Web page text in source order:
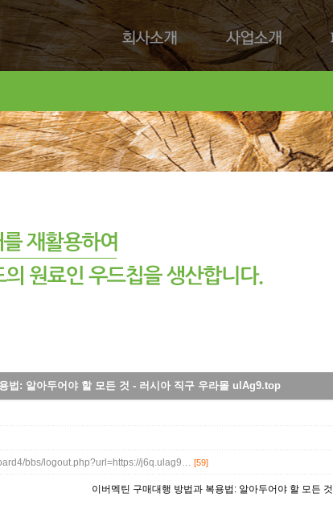
회사소개 사업소개
법: 알아두어야 할 모든 것 - 러시아 직구 우라몰 ulAg9.top
bbs/logout.php?url=https://j6q.ulag9… [59]
이버멕틴 구매대행 방법과 복용법: 알아두어야 할 모든 것